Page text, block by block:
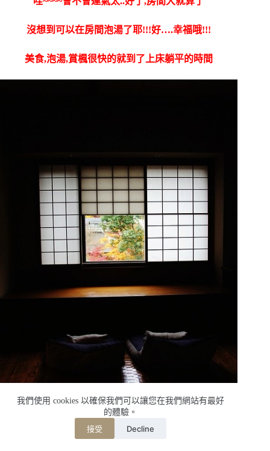
我們使用 cookies 以確保我們可以讓您在我們網站有最好
的體驗。
接受 Decline
沒想到可以在房間泡湯了耶!!!好….幸福哦!!!
美食,泡湯,賞楓很快的就到了上床躺平的時間